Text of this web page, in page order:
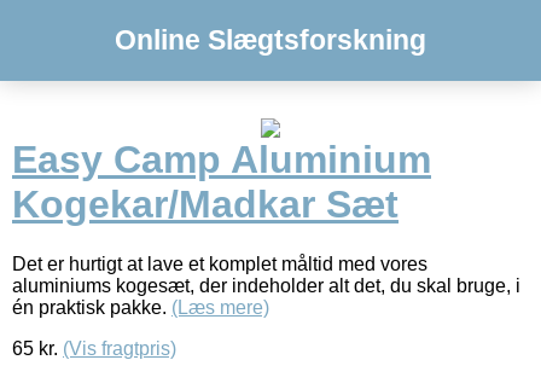
Online Slægtsforskning
Easy Camp Aluminium
Kogekar/Madkar Sæt
Det er hurtigt at lave et komplet måltid med vores
aluminiums kogesæt, der indeholder alt det, du skal bruge, i
én praktisk pakke. (Læs mere)
65 kr. (Vis fragtpris)